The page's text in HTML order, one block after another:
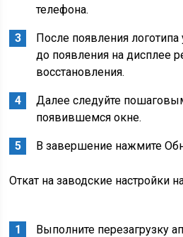
телефона.
После появления
до появления на дисплее
восстановления.
Далее следуйте
появившемся окне.
В завершение нажмите
Откат на заводские настройки
Выполните перезагрузку